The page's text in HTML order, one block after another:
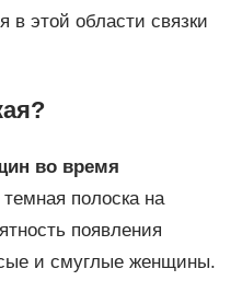
в этой области связки
во время
полоска на
появления
и смуглые женщины.